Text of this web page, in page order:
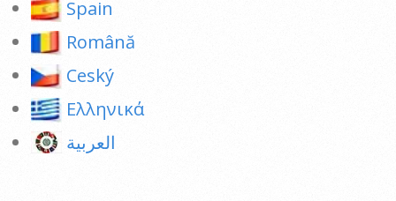
Spain
Română
Ceský
Ελληνικά
العربية